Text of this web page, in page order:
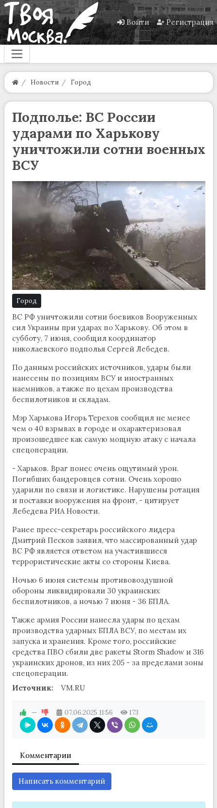
Войти Регистрация
Новости Город
Подполье: ВС России
ударами по Харькову
уничтожили сотни военных
ВСУ
Город
ВС РФ уничтожили сотни боевиков Вооруженных
сил Украины при ударах по Харькову. Об этом в
субботу, 7 июня, сообщил координатор
николаевского подполья Сергей Лебедев.
По данным российских источников, удары были
нанесены по позициям ВСУ и иностранных
наемников, а также по цехам производства
беспилотников и складам.
Мэр Харькова Игорь Терехов сообщил не менее
чем о 40 взрывах в городе и охарактеризовал
произошедшее как самую мощную атаку с начала
спецоперации.
- Харьков. Враг понес очень ощутимый урон.
Погибших бандеровцев сотни. Очень хорошо
ударили по связи и логистике. Нарушены ротация
и поставки вооружения на фронт, - цитирует
Лебедева РИА Новости.
Ранее пресс-секретарь российского лидера
Дмитрий Песков заявил, что массированный удар
ВС РФ является ответом на участившиеся
террористические акты со стороны Киева.
Ночью 6 июня системы противовоздушной
обороны ликвидировали 30 украинских
беспилотников, а ночью 7 июня - 36 БПЛА.
Также армия России нанесла удары по цехам
производства ударных БПЛА ВСУ, по местам их
запуска и хранения. Кроме того, российские
средства ПВО сбили две ракеты Storm Shadow и 316
украинских дронов, из них 205 - за пределами зоны
спецоперации.
Источник:
VM.RU
— 07.06.2025 11:56 173
Комментарии
Написать комментарий